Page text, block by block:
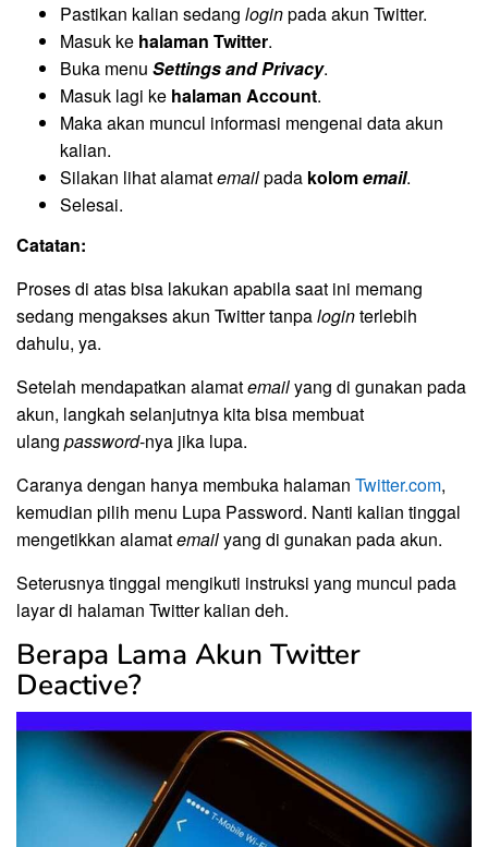
Pastikan kalian sedang loginpada akun Twitter.
Masuk ke halaman Twitter.
Buka menu Settings and Privacy.
Masuk lagi ke halaman Account.
Maka akan muncul informasi mengenai data akun
kalian.
Silakan lihat alamatemailpada kolomemail.
Selesai.
Catatan:
Proses di atas bisa lakukan apabila saat ini memang
sedang mengakses akun Twitter tanpaloginterlebih
dahulu, ya.
Setelah mendapatkan alamatemailyang di gunakan pada
akun, langkah selanjutnya kita bisa membuat
ulang password-nya jika lupa.
Caranya dengan hanya membuka halaman Twitter.com,
kemudian pilih menu Lupa Password. Nanti kalian tinggal
mengetikkan alamatemailyang di gunakan pada akun.
Seterusnya tinggal mengikuti instruksi yang muncul pada
layar di halaman Twitter kalian deh.
Berapa Lama Akun Twitter
Deactive?